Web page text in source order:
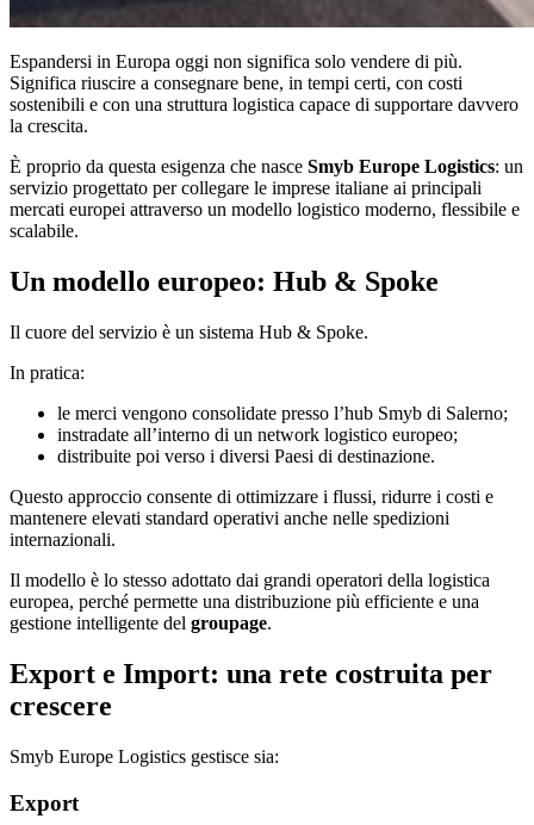
Espandersi in Europa oggi non significa solo vendere di più.
Significa riuscire a consegnare bene, in tempi certi, con costi
sostenibili e con una struttura logistica capace di supportare davvero
la crescita.
È proprio da questa esigenza che nasce Smyb Europe Logistics: un
servizio progettato per collegare le imprese italiane ai principali
mercati europei attraverso un modello logistico moderno, flessibile e
scalabile.
Un modello europeo: Hub & Spoke
Il cuore del servizio è un sistema Hub & Spoke.
In pratica:
le merci vengono consolidate presso l’hub Smyb di Salerno;
instradate all’interno di un network logistico europeo;
distribuite poi verso i diversi Paesi di destinazione.
Questo approccio consente di ottimizzare i flussi, ridurre i costi e
mantenere elevati standard operativi anche nelle spedizioni
internazionali.
Il modello è lo stesso adottato dai grandi operatori della logistica
europea, perché permette una distribuzione più efficiente e una
gestione intelligente del groupage.
Export e Import: una rete costruita per
crescere
Smyb Europe Logistics gestisce sia:
Export